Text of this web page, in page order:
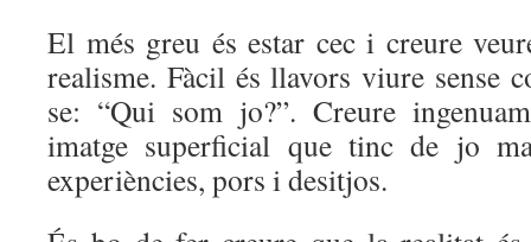
El més greu és estar cec i creure
realisme. Fàcil és llavors viure sense
se: “Qui som jo?”. Creure
imatge superficial que tinc de jo
experiències, pors i desitjos.